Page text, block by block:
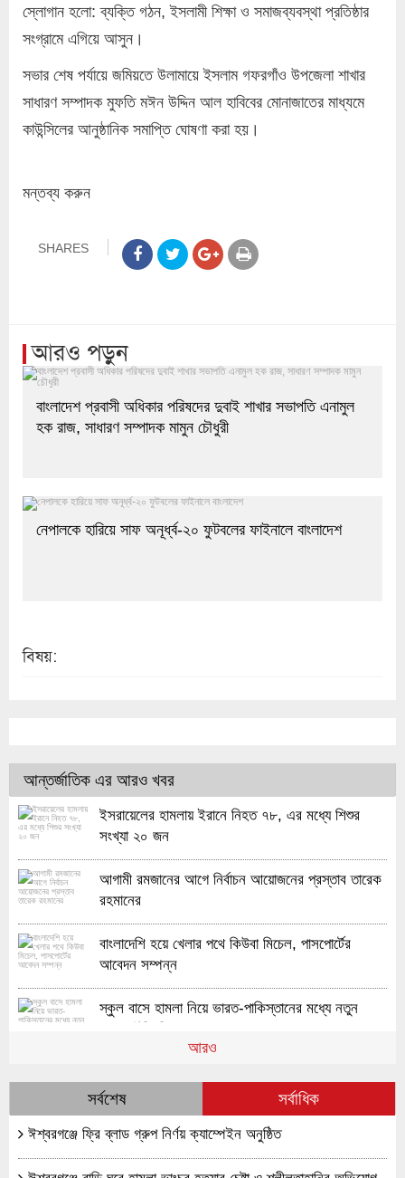
স্লোগান হলো: ব্যক্তি গঠন, ইসলামী শিক্ষা ও সমাজব্যবস্থা প্রতিষ্ঠার
সংগ্রামে এগিয়ে আসুন।
সভার শেষ পর্যায়ে জমিয়তে উলামায়ে ইসলাম গফরগাঁও উপজেলা শাখার
সাধারণ সম্পাদক মুফতি মঈন উদ্দিন আল হাবিবের মোনাজাতের মাধ্যমে
কাউন্সিলের আনুষ্ঠানিক সমাপ্তি ঘোষণা করা হয়।
মন্তব্য করুন
SHARES
আরও পড়ুন
বাংলাদেশ প্রবাসী অধিকার পরিষদের দুবাই শাখার সভাপতি এনামুল
হক রাজ, সাধারণ সম্পাদক মামুন চৌধুরী
নেপালকে হারিয়ে সাফ অনূর্ধ্ব-২০ ফুটবলের ফাইনালে বাংলাদেশ
বিষয়:
আন্তর্জাতিক এর আরও খবর
ইসরায়েলের হামলায় ইরানে নিহত ৭৮, এর মধ্যে শিশুর
সংখ্যা ২০ জন
আগামী রমজানের আগে নির্বাচন আয়োজনের প্রস্তাব তারেক
রহমানের
বাংলাদেশি হয়ে খেলার পথে কিউবা মিচেল, পাসপোর্টের
আবেদন সম্পন্ন
স্কুল বাসে হামলা নিয়ে ভারত-পাকিস্তানের মধ্যে নতুন
সাবিনা-মনিকাদের
আইপিএলে দিল্লি ক্যাপিটালসের হয়ে ৬ কোটি রুপিতে
খেলবেন মোস্তাফিজ
আরও
সর্বশেষ সর্বাধিক
ঈশ্বরগঞ্জে ফ্রি ব্লাড গ্রুপ নির্ণয় ক্যাম্পেইন অনুষ্ঠিত